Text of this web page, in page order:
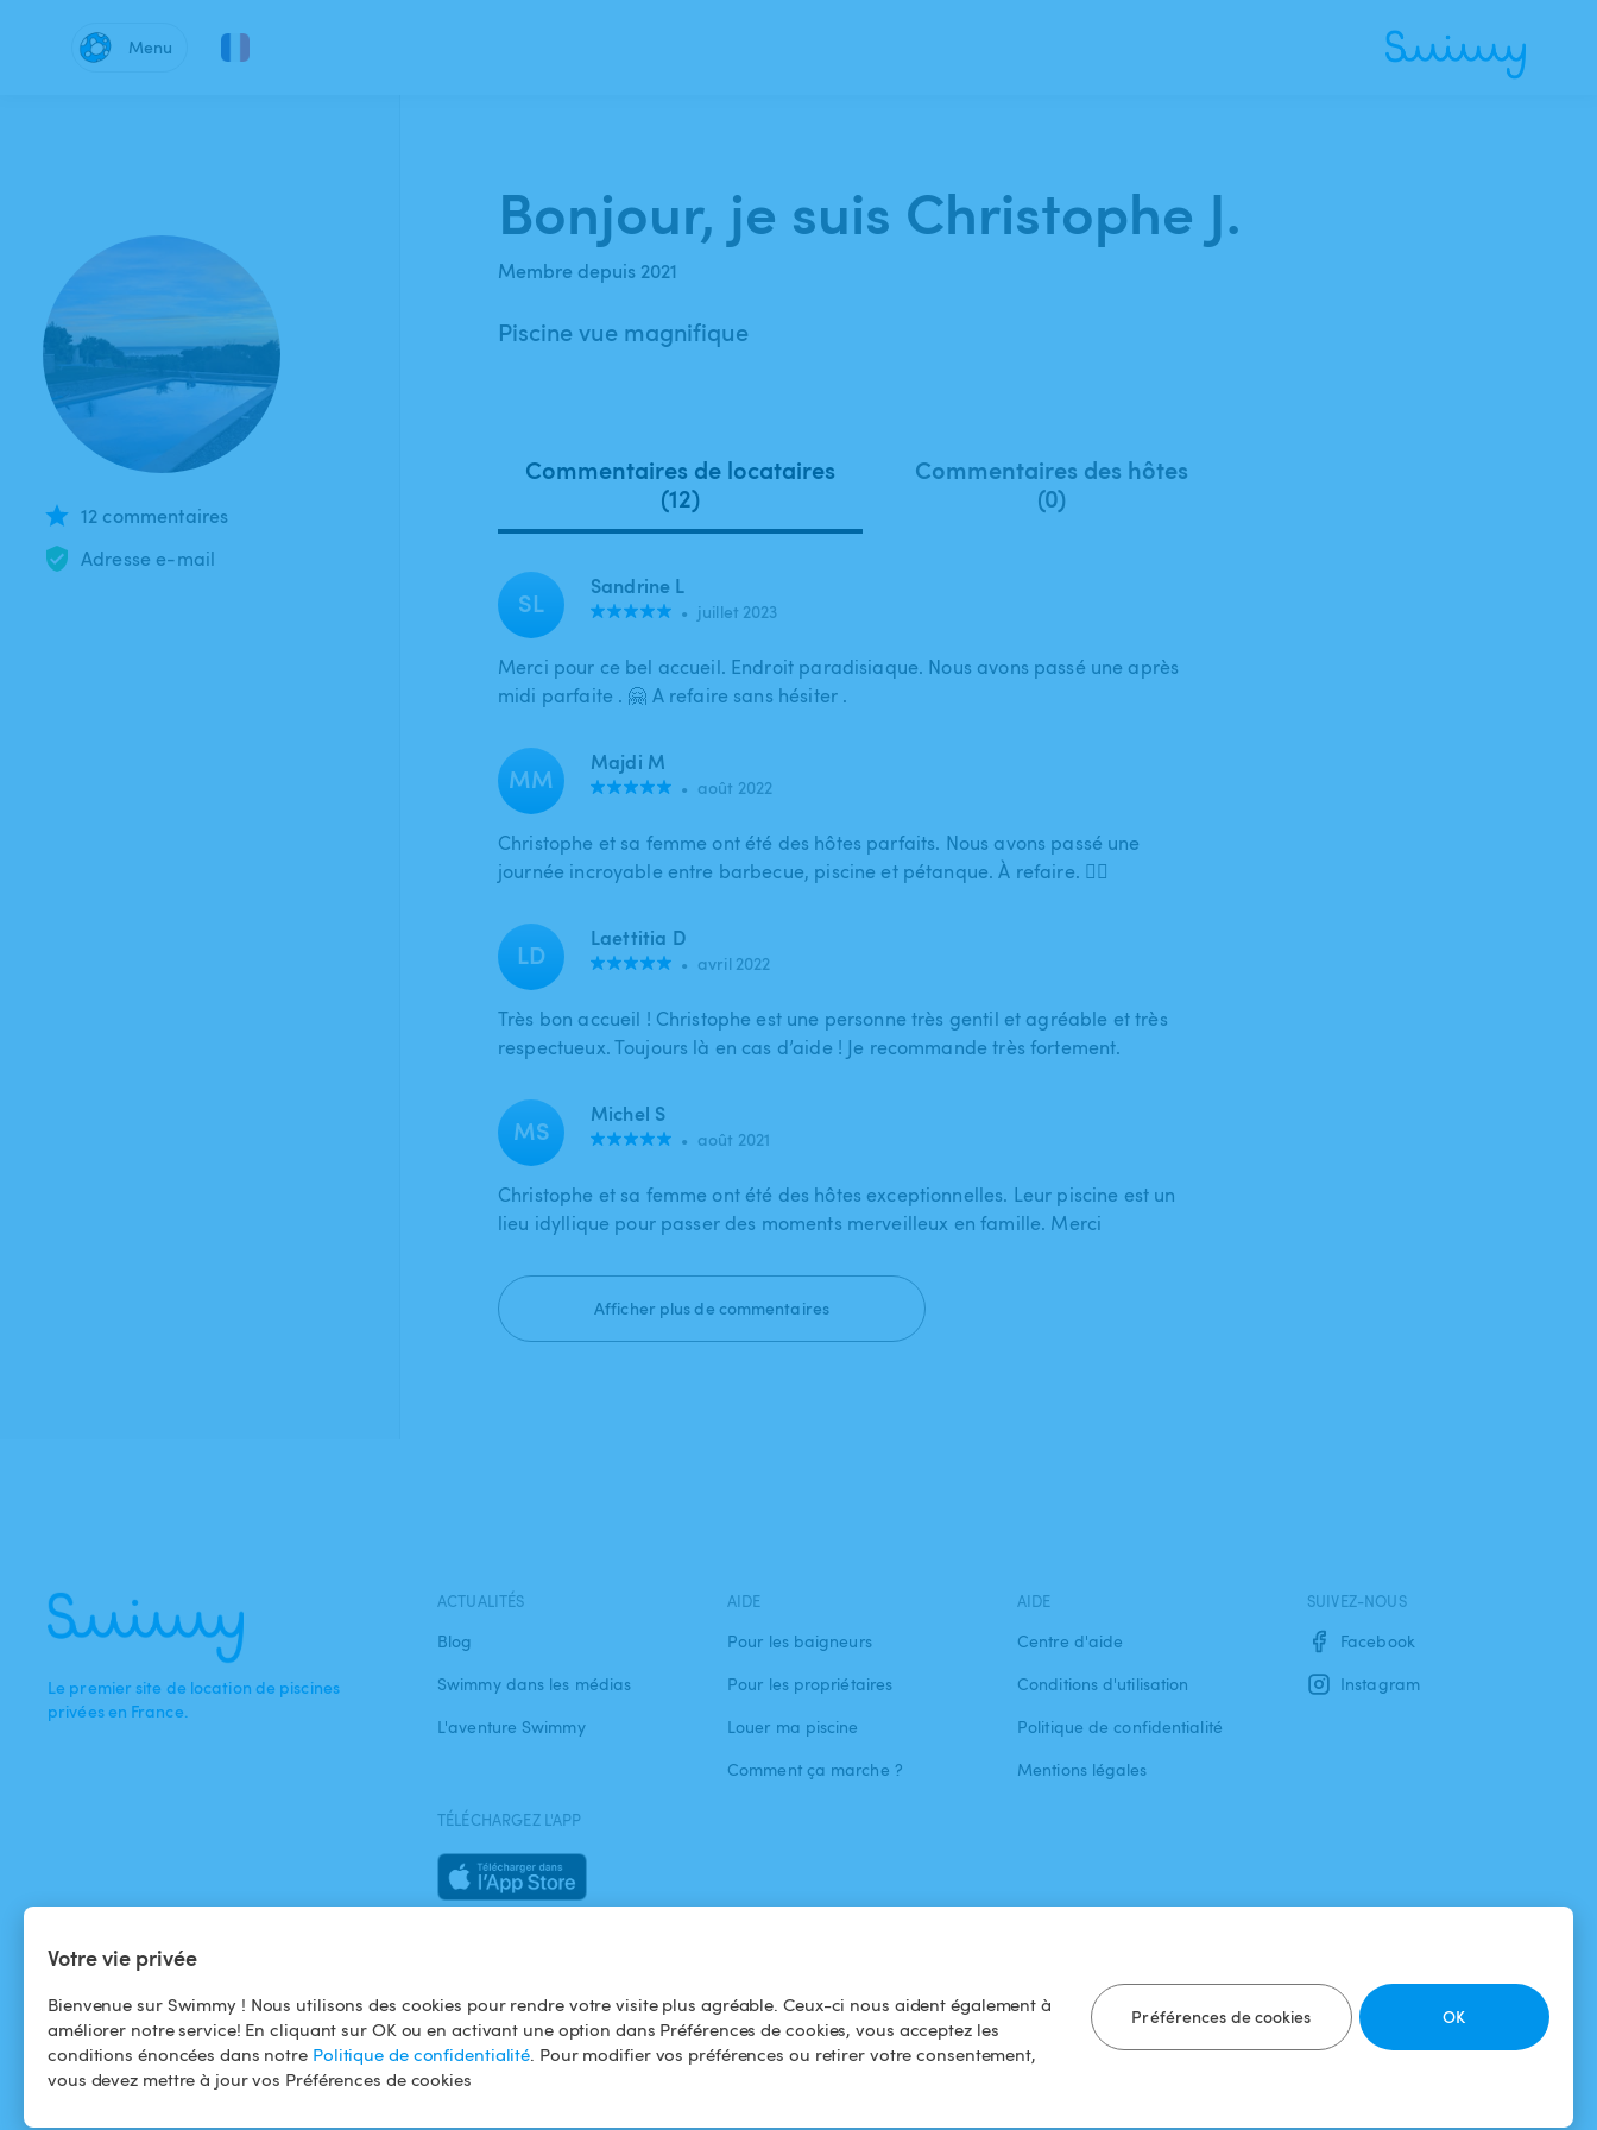
Votre vie privée
Bienvenue sur Swimmy ! Nous utilisons des cookies pour rendre votre visite plus agréable. Ceux-ci nous aident également à
améliorer notre service! En cliquant sur OK ou en activant une option dans Préférences de cookies, vous acceptez les
conditions énoncées dans notre Politique de confidentialité. Pour modifier vos préférences ou retirer votre consentement,
vous devez mettre à jour vos Préférences de cookies
Préférences de cookies OK
Menu
12 commentaires
Adresse e-mail
Bonjour, je suis Christophe J.
Membre depuis 2021
Piscine vue magnifique
Commentaires de locataires
(12)
Commentaires des hôtes
(0)
SL Sandrine L
• juillet 2023
Merci pour ce bel accueil. Endroit paradisiaque. Nous avons passé une après
midi parfaite . 🤗 A refaire sans hésiter .
MM Majdi M
• août 2022
Christophe et sa femme ont été des hôtes parfaits. Nous avons passé une
journée incroyable entre barbecue, piscine et pétanque. À refaire. 👍🏽
LD Laettitia D
• avril 2022
Très bon accueil ! Christophe est une personne très gentil et agréable et très
respectueux. Toujours là en cas d’aide ! Je recommande très fortement.
MS Michel S
• août 2021
Christophe et sa femme ont été des hôtes exceptionnelles. Leur piscine est un
lieu idyllique pour passer des moments merveilleux en famille. Merci
Afficher plus de commentaires
Le premier site de location de piscines
privées en France.
ACTUALITÉS
Blog
Swimmy dans les médias
L'aventure Swimmy
AIDE
Pour les baigneurs
Pour les propriétaires
Louer ma piscine
Comment ça marche ?
AIDE
Centre d'aide
Conditions d'utilisation
Politique de confidentialité
Mentions légales
SUIVEZ-NOUS
Facebook
Instagram
TÉLÉCHARGEZ L'APP